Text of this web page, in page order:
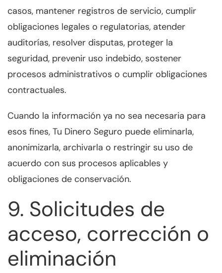
casos, mantener registros de servicio, cumplir
obligaciones legales o regulatorias, atender
auditorías, resolver disputas, proteger la
seguridad, prevenir uso indebido, sostener
procesos administrativos o cumplir obligaciones
contractuales.
Cuando la información ya no sea necesaria para
esos fines, Tu Dinero Seguro puede eliminarla,
anonimizarla, archivarla o restringir su uso de
acuerdo con sus procesos aplicables y
obligaciones de conservación.
9. Solicitudes de
acceso, corrección o
eliminación